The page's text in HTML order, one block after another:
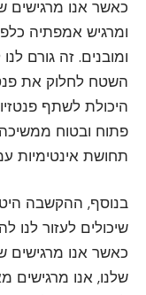
כאשר אנו מרגישים
ומרגיש אמפתיה
ומובנים. זה גורם
השטח לחלוק את
היכולת לשתף
פתוח ובטוח ממשיכה
תחושת אינטימיות
בנוסף, ההקשבה
שיכולים לעזור לנו
כאשר אנו מרגישים
שלנו, אנו מרגישים